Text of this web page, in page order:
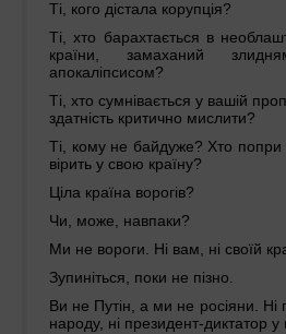
Ті, кого дістала корупція?
Ті, хто барахтається в
країни, замаханий
апокаліпсисом?
Ті, хто сумнівається у вашій
здатність критично мислити?
Ті, кому не байдуже? Хто попри
вірить у свою країну?
Ціла країна ворогів?
Чи, може, навпаки?
Ми не вороги. Ні вам, ні своїй
Зупиніться, поки не пізно.
Ви не Путін, а ми не росіяни. Ні
народу, ні президент-диктатор